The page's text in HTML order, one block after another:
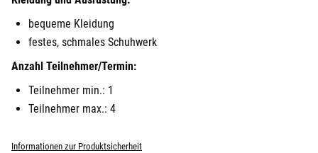
bequeme Kleidung
festes, schmales Schuhwerk
Anzahl Teilnehmer/Termin:
Teilnehmer min.: 1
Teilnehmer max.: 4
Informationen zur Produktsicherheit